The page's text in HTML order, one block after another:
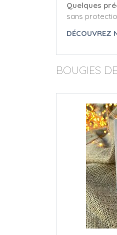
Quelques
sans
DÉCOUVREZ
BOUGIES